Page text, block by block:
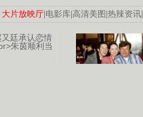
大片放映厅 电影库 高清美图 热辣资讯